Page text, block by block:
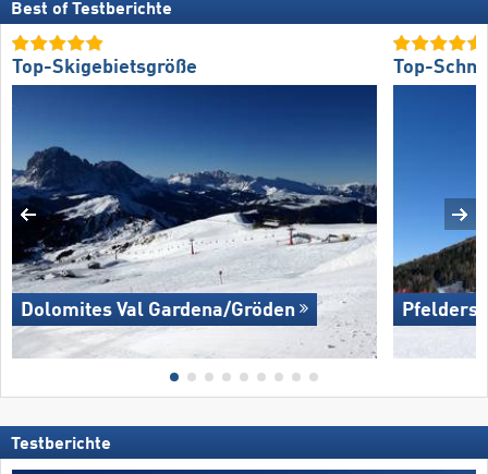
Best of Testberichte
Top-Skigebietsgröße
Dolomites Val Gardena/​Gröden
Top-
Pfelders
Testberichte